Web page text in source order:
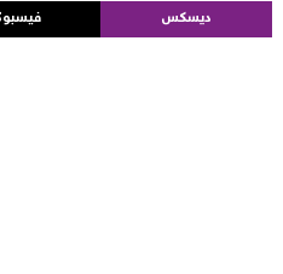
ديسكس فيسبوك